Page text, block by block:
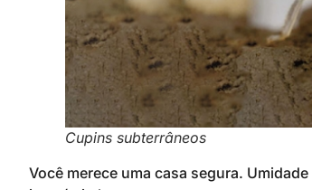
Cupins subterrâneos
Você merece uma casa segura.